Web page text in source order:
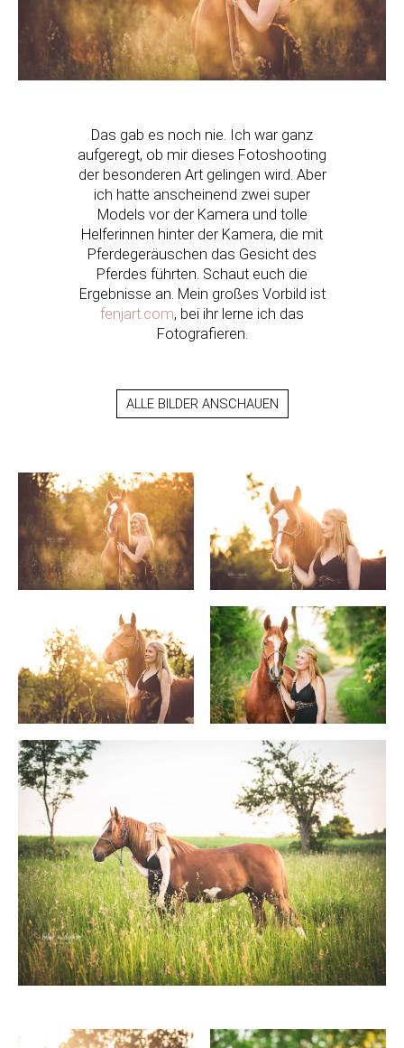
Das gab es noch nie. Ich war ganz
aufgeregt, ob mir dieses Fotoshooting
der besonderen Art gelingen wird. Aber
ich hatte anscheinend zwei super
Models vor der Kamera und tolle
Helferinnen hinter der Kamera, die mit
Pferdegeräuschen das Gesicht des
Pferdes führten. Schaut euch die
Ergebnisse an. Mein großes Vorbild ist
fenjart.com, bei ihr lerne ich das
Fotografieren.
ALLE BILDER ANSCHAUEN